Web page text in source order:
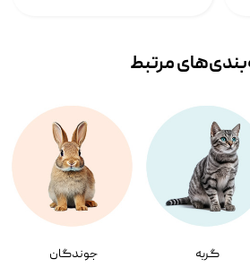
گربه جوندگان
مرتبط